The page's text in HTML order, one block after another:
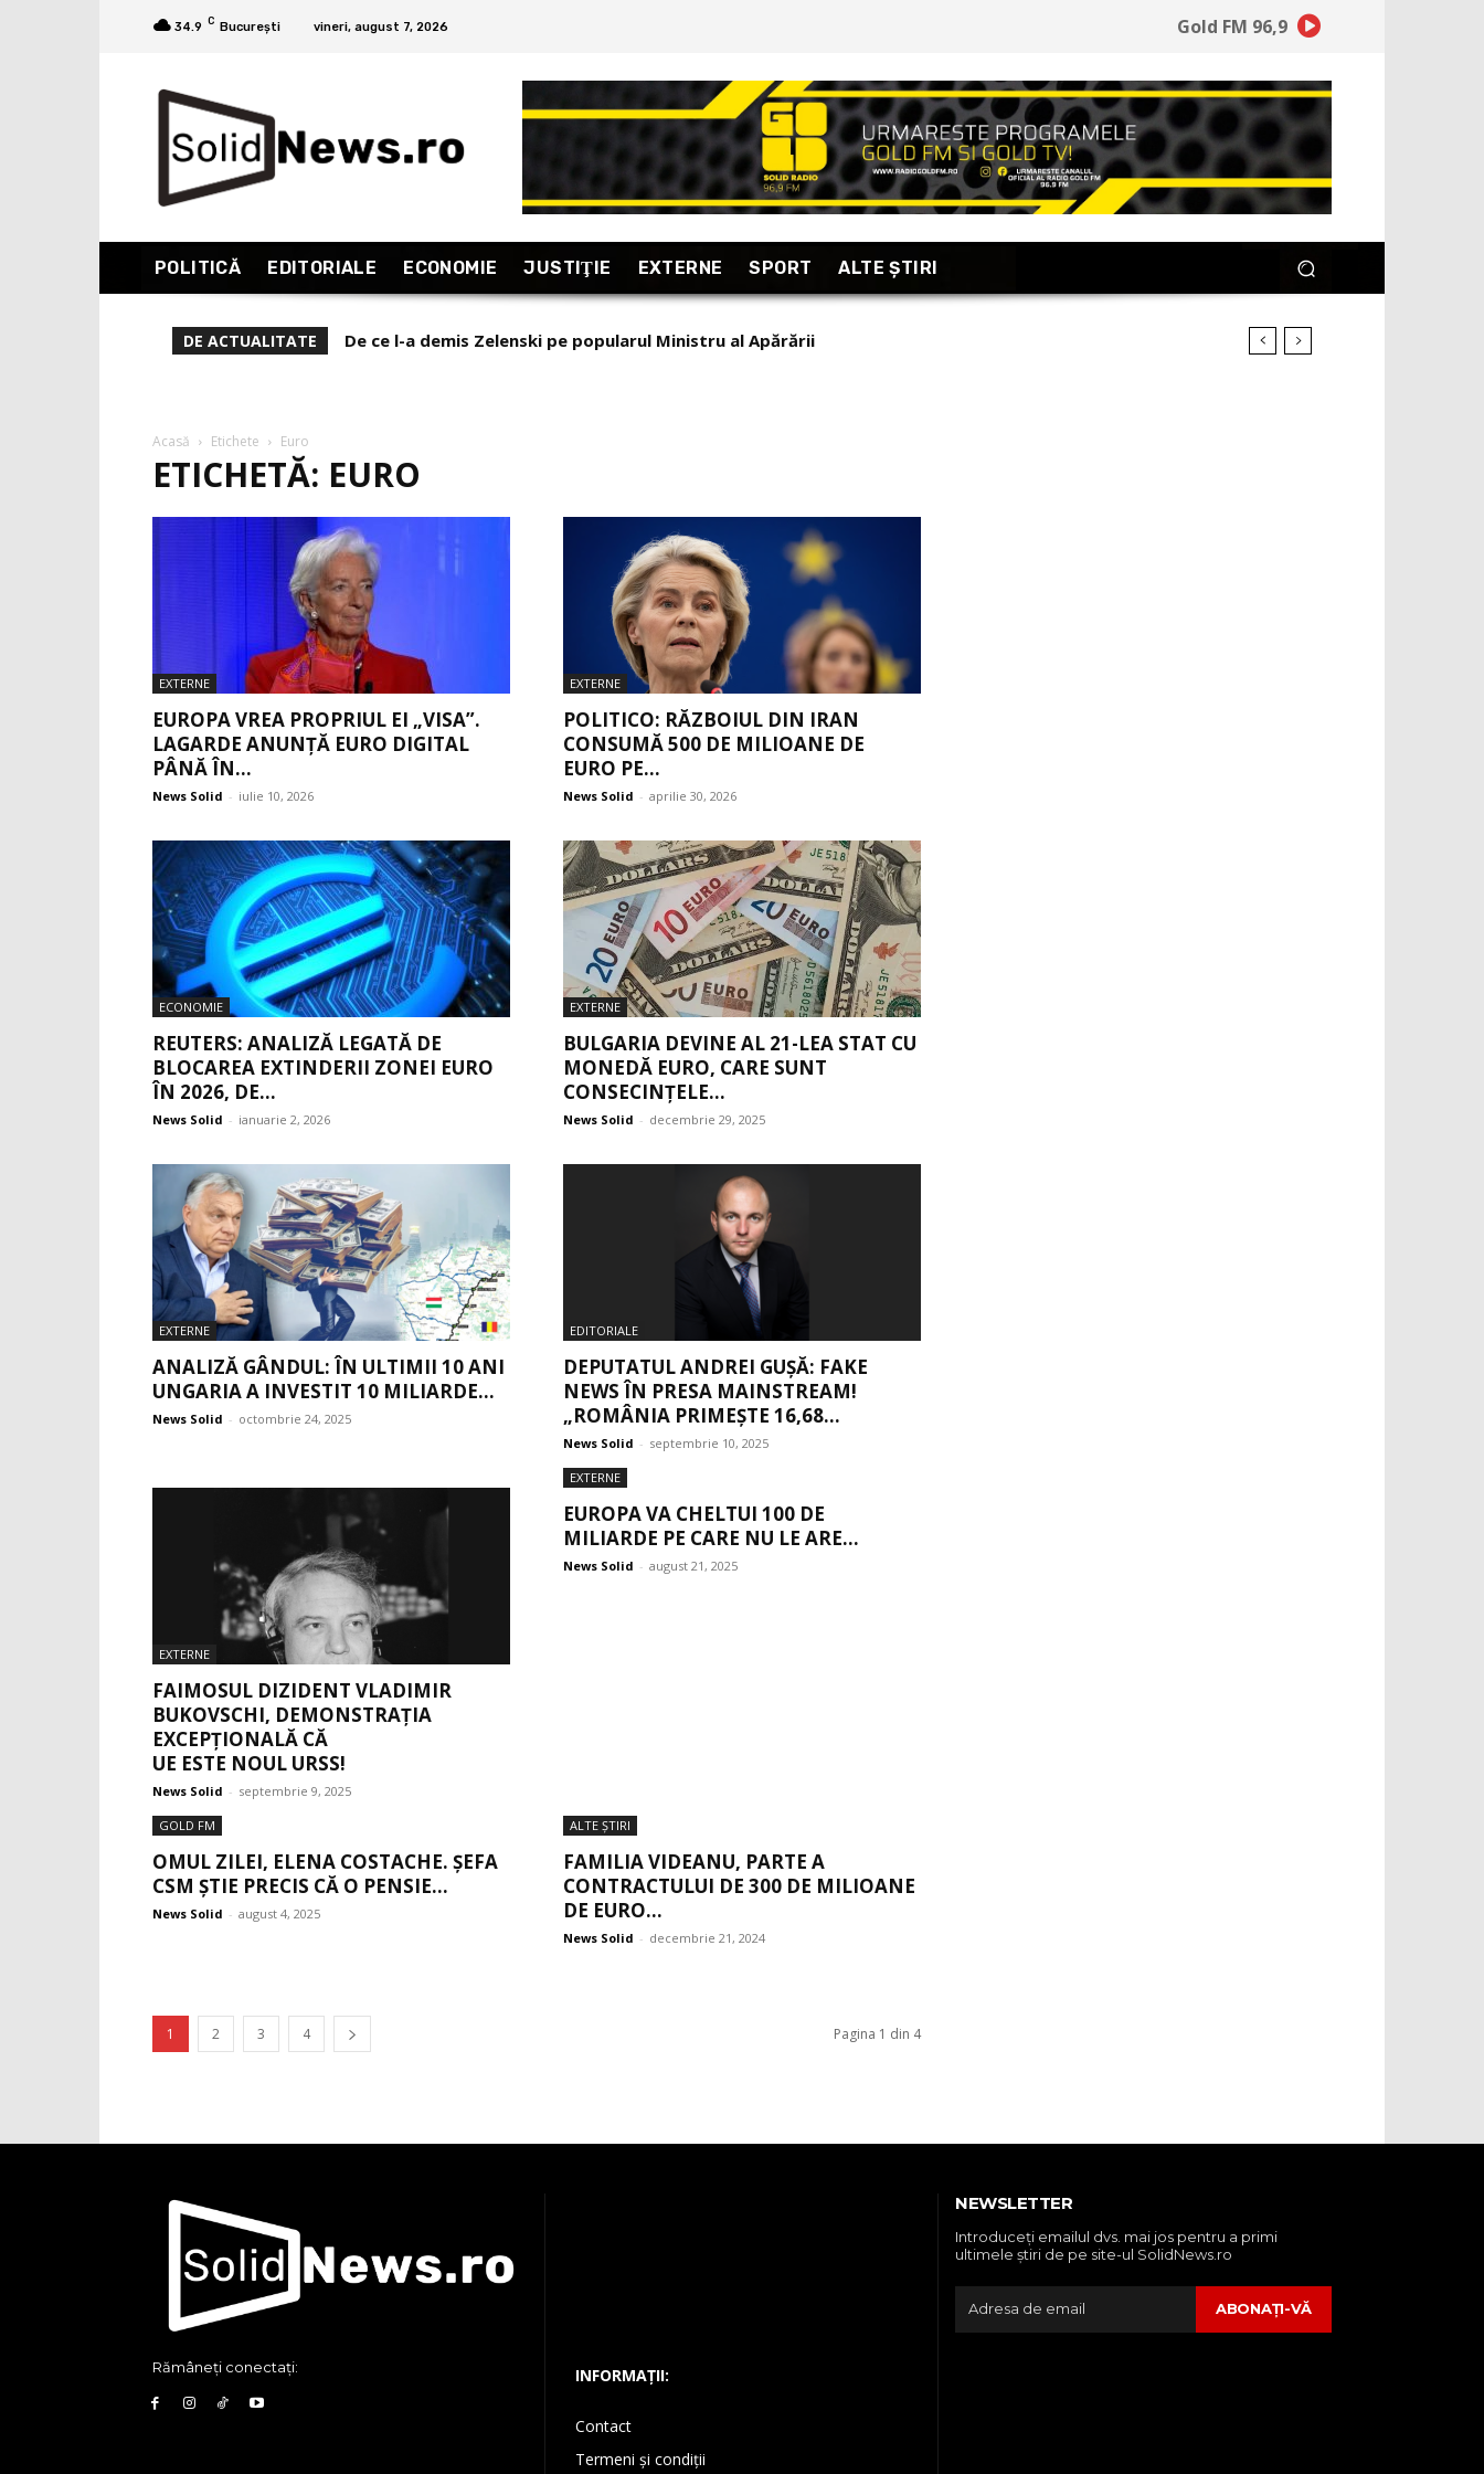
34.9 C București vineri, august 7, 2026 Gold FM 96,9
POLITICĂ EDITORIALE ECONOMIE JUSTIŢIE EXTERNE SPORT ALTE ŞTIRI
DE ACTUALITATE De ce l-a demis Zelenski pe popularul Ministru al Apărării
Sinarhia (VII). Pan-Europa și nazismul: punct – contrapunct
Acasă Etichete Euro
ETICHETĂ: EURO
EXTERNE
EUROPA VREA PROPRIUL EI „VISA”.
LAGARDE ANUNȚĂ EURO DIGITAL
PÂNĂ ÎN...
News Solid - iulie 10, 2026
EXTERNE
POLITICO: RĂZBOIUL DIN IRAN
CONSUMĂ 500 DE MILIOANE DE
EURO PE...
News Solid - aprilie 30, 2026
ECONOMIE
REUTERS: ANALIZĂ LEGATĂ DE
BLOCAREA EXTINDERII ZONEI EURO
ÎN 2026, DE...
News Solid - ianuarie 2, 2026
EXTERNE
BULGARIA DEVINE AL 21-LEA STAT CU
MONEDĂ EURO, CARE SUNT
CONSECINȚELE...
News Solid - decembrie 29, 2025
EXTERNE
ANALIZĂ GÂNDUL: ÎN ULTIMII 10 ANI
UNGARIA A INVESTIT 10 MILIARDE...
News Solid - octombrie 24, 2025
EDITORIALE
DEPUTATUL ANDREI GUȘĂ: FAKE
NEWS ÎN PRESA MAINSTREAM!
„ROMÂNIA PRIMEȘTE 16,68...
News Solid - septembrie 10, 2025
EXTERNE
FAIMOSUL DIZIDENT VLADIMIR
BUKOVSCHI, DEMONSTRAȚIA
EXCEPȚIONALĂ CĂ
UE ESTE NOUL URSS!
News Solid - septembrie 9, 2025
EXTERNE
EUROPA VA CHELTUI 100 DE
MILIARDE PE CARE NU LE ARE...
News Solid - august 21, 2025
GOLD FM
OMUL ZILEI, ELENA COSTACHE. ȘEFA
CSM ȘTIE PRECIS CĂ O PENSIE...
News Solid - august 4, 2025
ALTE ŞTIRI
FAMILIA VIDEANU, PARTE A
CONTRACTULUI DE 300 DE MILIOANE
DE EURO...
News Solid - decembrie 21, 2024
1 2 3 4 Pagina 1 din 4
Rămâneți conectați: INFORMAȚII:
Contact
Termeni și condiții
NEWSLETTER
Introduceţi emailul dvs. mai jos pentru a primi
ultimele ştiri de pe site-ul SolidNews.ro
ABONAŢI-VĂ